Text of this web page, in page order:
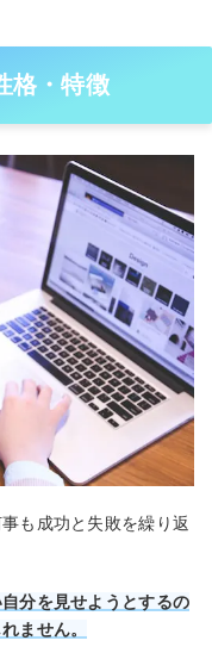
格・特徴
も成功と失敗を繰り返
分を見せようとするの
ません。